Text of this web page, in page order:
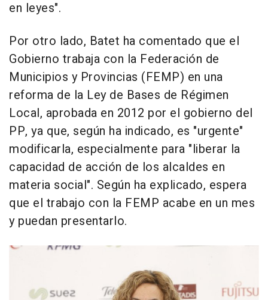
en leyes".
Por otro lado, Batet ha comentado que el
Gobierno trabaja con la Federación de
Municipios y Provincias (FEMP) en una
reforma de la Ley de Bases de Régimen
Local, aprobada en 2012 por el gobierno del
PP, ya que, según ha indicado, es "urgente"
modificarla, especialmente para "liberar la
capacidad de acción de los alcaldes en
materia social". Según ha explicado, espera
que el trabajo con la FEMP acabe en un mes
y puedan presentarlo.